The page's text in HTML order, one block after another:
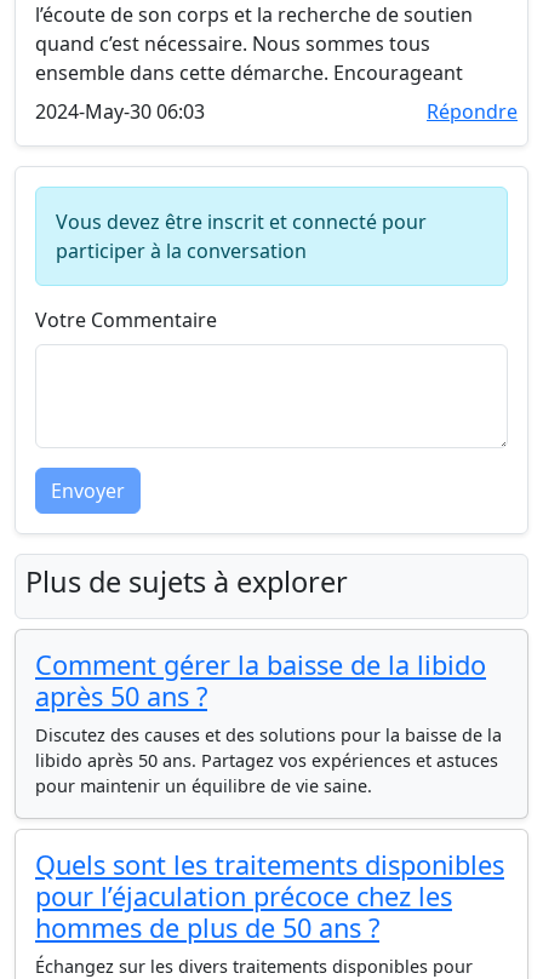
l’écoute de son corps et la recherche de soutien
quand c’est nécessaire. Nous sommes tous
ensemble dans cette démarche. Encourageant
2024-May-30 06:03
Répondre
Vous devez être inscrit et connecté pour
participer à la conversation
Votre Commentaire
Envoyer
Plus de sujets à explorer
Comment gérer la baisse de la libido
après 50 ans ?
Discutez des causes et des solutions pour la baisse de la
libido après 50 ans. Partagez vos expériences et astuces
pour maintenir un équilibre de vie saine.
Quels sont les traitements disponibles
pour l’éjaculation précoce chez les
hommes de plus de 50 ans ?
Échangez sur les divers traitements disponibles pour